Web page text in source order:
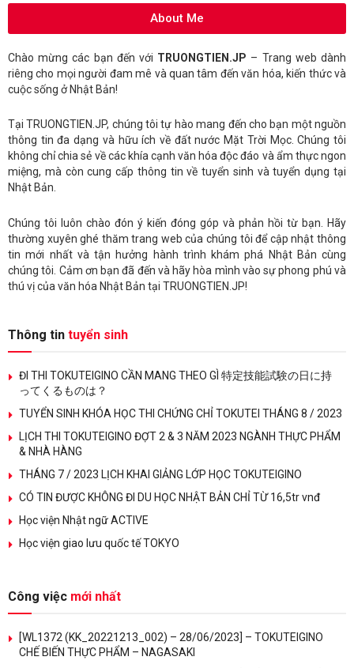
About Me
Chào mừng các bạn đến với TRUONGTIEN.JP – Trang web dành
riêng cho mọi người đam mê và quan tâm đến văn hóa, kiến thức và
cuộc sống ở Nhật Bản!
Tại TRUONGTIEN.JP, chúng tôi tự hào mang đến cho bạn một nguồn
thông tin đa dạng và hữu ích về đất nước Mặt Trời Mọc. Chúng tôi
không chỉ chia sẻ về các khía cạnh văn hóa độc đáo và ẩm thực ngon
miệng, mà còn cung cấp thông tin về tuyển sinh và tuyển dụng tại
Nhật Bản.
Chúng tôi luôn chào đón ý kiến đóng góp và phản hồi từ bạn. Hãy
thường xuyên ghé thăm trang web của chúng tôi để cập nhật thông
tin mới nhất và tận hưởng hành trình khám phá Nhật Bản cùng
chúng tôi. Cảm ơn bạn đã đến và hãy hòa mình vào sự phong phú và
thú vị của văn hóa Nhật Bản tại TRUONGTIEN.JP!
Thông tin tuyển sinh
ĐI THI TOKUTEIGINO CẦN MANG THEO GÌ 特定技能試験の日に持
ってくるものは？
TUYỂN SINH KHÓA HỌC THI CHỨNG CHỈ TOKUTEI THÁNG 8 / 2023
LỊCH THI TOKUTEIGINO ĐỢT 2 & 3 NĂM 2023 NGÀNH THỰC PHẨM
& NHÀ HÀNG
THÁNG 7 / 2023 LỊCH KHAI GIẢNG LỚP HỌC TOKUTEIGINO
CÓ TIN ĐƯỢC KHÔNG ĐI DU HỌC NHẬT BẢN CHỈ TỪ 16,5tr vnđ
Học viện Nhật ngữ ACTIVE
Học viện giao lưu quốc tế TOKYO
Công việc mới nhất
[WL1372 (KK_20221213_002) – 28/06/2023] – TOKUTEIGINO
CHẾ BIẾN THỰC PHẨM – NAGASAKI